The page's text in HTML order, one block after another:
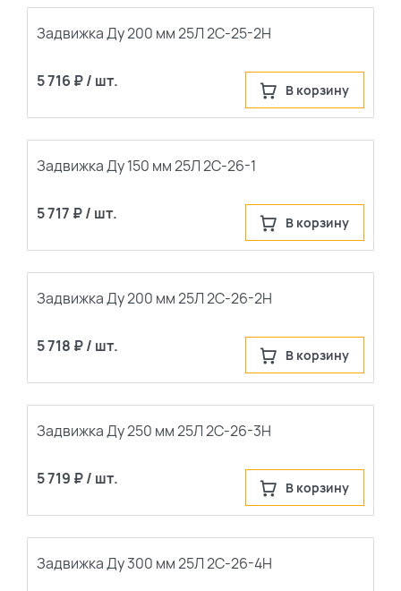
Задвижка Ду 200 мм 25Л 2С-25-2Н
5 716 ₽ / шт. В корзину
Задвижка Ду 150 мм 25Л 2С-26-1
5 717 ₽ / шт. В корзину
Задвижка Ду 200 мм 25Л 2С-26-2Н
5 718 ₽ / шт. В корзину
Задвижка Ду 250 мм 25Л 2С-26-3Н
5 719 ₽ / шт. В корзину
Задвижка Ду 300 мм 25Л 2С-26-4Н